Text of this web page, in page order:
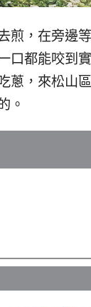
煎，在旁邊
口都能咬到
蔥，來松山
。